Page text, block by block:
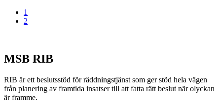
1
2
MSB RIB
RIB är ett beslutsstöd för räddningstjänst som ger stöd hela vägen
från planering av framtida insatser till att fatta rätt beslut när olyckan
är framme.